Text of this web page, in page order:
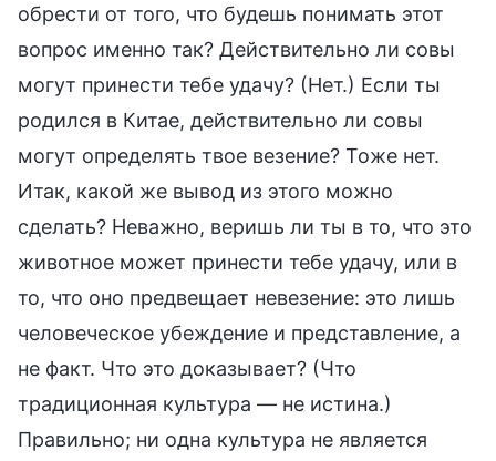
обрести от того, что будешь понимать этот
вопрос именно так? Действительно ли совы
могут принести тебе удачу? (Нет.) Если ты
родился в Китае, действительно ли совы
могут определять твое везение? Тоже нет.
Итак, какой же вывод из этого можно
сделать? Неважно, веришь ли ты в то, что это
животное может принести тебе удачу, или в
то, что оно предвещает невезение: это лишь
человеческое убеждение и представление, а
не факт. Что это доказывает? (Что
традиционная культура — не истина.)
Правильно; ни одна культура не является